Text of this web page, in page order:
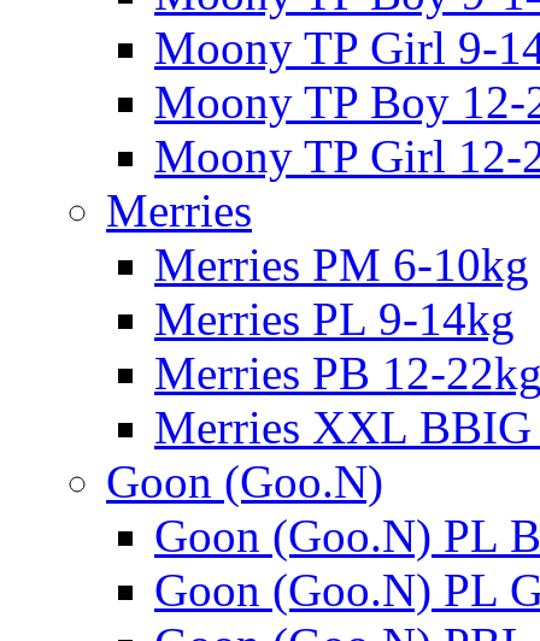
Moony TP Girl 9-
Moony TP Boy 12-
Moony TP Girl 12-
Merries
Merries PM 6-10kg
Merries PL 9-14kg
Merries PB 12-
Merries XXL
Goon (Goo.N)
Goon (Goo.N) PL
Goon (Goo.N) PL